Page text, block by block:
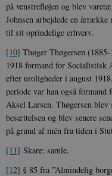
på venstrefløjen og blev
Johnsen arbejdede en årrække
til sit oprindelige erhverv.
[10] Thøger Thøgersen
1918 formand for
efter uroligheder i august
periode var han også formand
Aksel Larsen. Thøgersen
besættelsen og blev senere
på grund af mén fra tiden i
[11] Skare: samle.
[12] § 85 fra ”Almindelig